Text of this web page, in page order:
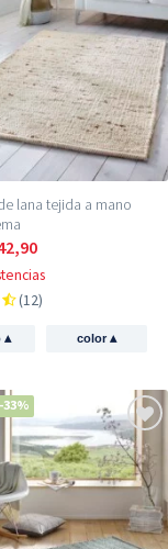
lana tejida a mano
(12)
▴ color▴
-33%